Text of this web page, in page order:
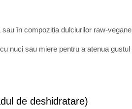
în compoziția dulciurilor raw-
nuci sau miere pentru a atenua gustul
de deshidratare)